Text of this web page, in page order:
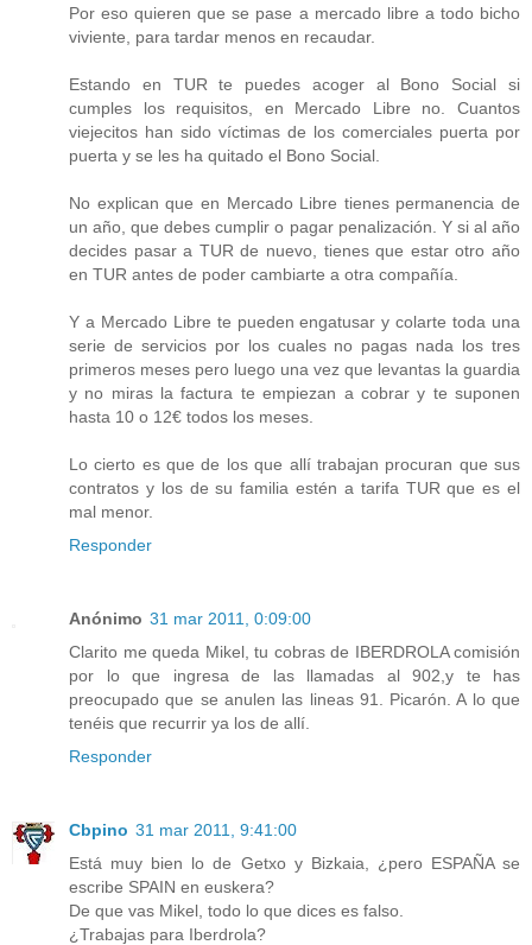
Por eso quieren que se pase a mercado libre a todo bicho
viviente, para tardar menos en recaudar.
Estando en TUR te puedes acoger al Bono Social si
cumples los requisitos, en Mercado Libre no. Cuantos
viejecitos han sido víctimas de los comerciales puerta por
puerta y se les ha quitado el Bono Social.
No explican que en Mercado Libre tienes permanencia de
un año, que debes cumplir o pagar penalización. Y si al año
decides pasar a TUR de nuevo, tienes que estar otro año
en TUR antes de poder cambiarte a otra compañía.
Y a Mercado Libre te pueden engatusar y colarte toda una
serie de servicios por los cuales no pagas nada los tres
primeros meses pero luego una vez que levantas la guardia
y no miras la factura te empiezan a cobrar y te suponen
hasta 10 o 12€ todos los meses.
Lo cierto es que de los que allí trabajan procuran que sus
contratos y los de su familia estén a tarifa TUR que es el
mal menor.
Responder
Anónimo 31 mar 2011, 0:09:00
Clarito me queda Mikel, tu cobras de IBERDROLA comisión
por lo que ingresa de las llamadas al 902,y te has
preocupado que se anulen las lineas 91. Picarón. A lo que
tenéis que recurrir ya los de allí.
Responder
Cbpino 31 mar 2011, 9:41:00
Está muy bien lo de Getxo y Bizkaia, ¿pero ESPAÑA se
escribe SPAIN en euskera?
De que vas Mikel, todo lo que dices es falso.
¿Trabajas para Iberdrola?